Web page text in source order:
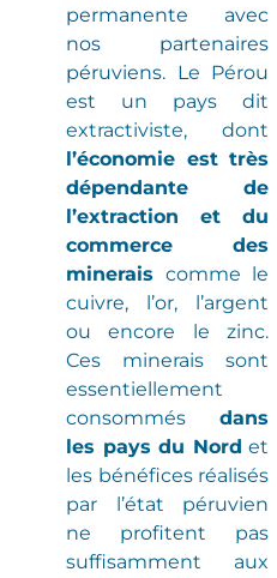
permanente avec
nos partenaires
péruviens. Le Pérou
est un pays dit
extractiviste, dont
l’économie est très
dépendante de
l’extraction et du
commerce des
minerais comme le
cuivre, l’or, l’argent
ou encore le zinc.
Ces minerais sont
essentiellement
consommés dans
les pays du Nord et
les bénéfices réalisés
par l’état péruvien
ne profitent pas
suffisamment aux